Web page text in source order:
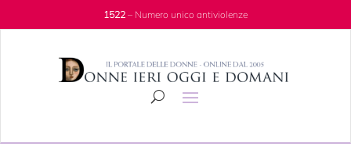
1522– Numero unico antiviolenze